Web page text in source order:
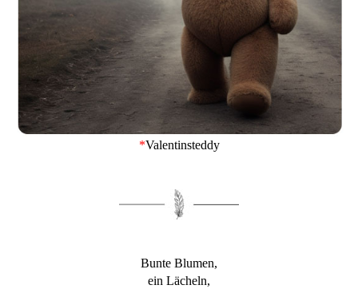
*Valentinsteddy
Bunte Blumen,
ein Lächeln,